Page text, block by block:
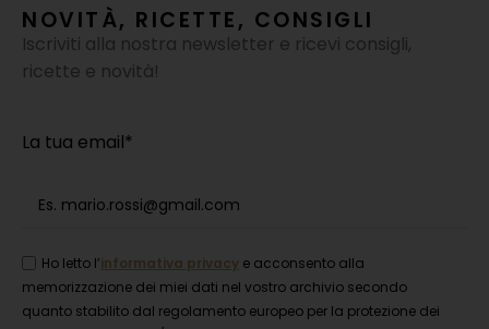
NOVITÀ, RICETTE, CONSIGLI
Iscriviti alla nostra newsletter e ricevi consigli,
ricette e novità!
La tua email*
Ho letto l’informativa privacy e acconsento alla
memorizzazione dei miei dati nel vostro archivio secondo
quanto stabilito dal regolamento europeo per la protezione dei